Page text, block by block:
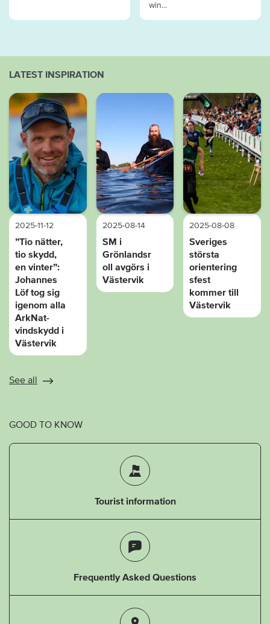
win...
LATEST INSPIRATION
2025-11-12
”Tio nätter,
tio skydd,
en vinter”:
Johannes
Löf tog sig
igenom alla
ArkNat-
vindskydd i
Västervik
2025-08-14
SM i
Grönlandsr
oll avgörs i
Västervik
2025-08-08
Sveriges
största
orientering
sfest
kommer till
Västervik
See all
GOOD TO KNOW
Tourist information
Frequently Asked Questions